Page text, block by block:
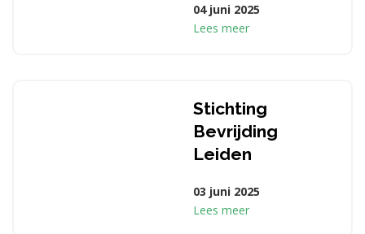
04 juni 2025
Lees meer
Stichting
Bevrijding
Leiden
03 juni 2025
Lees meer